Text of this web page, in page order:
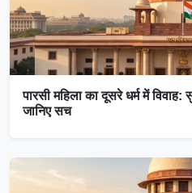
पारसी महिला का दूसरे धर्म में विवाह:
जानिए सच